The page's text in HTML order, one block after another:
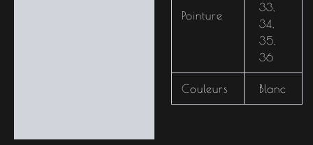
Pointure
33
34
35
36
Couleurs Blanc